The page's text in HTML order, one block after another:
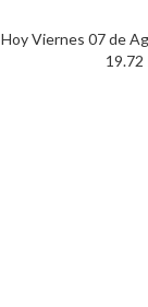
Hoy Viernes 07 de
19.72